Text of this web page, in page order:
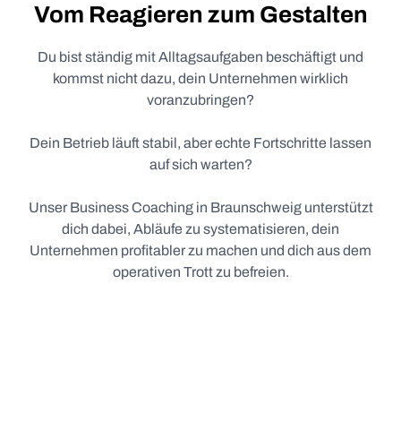
Vom Reagieren zum Gestalten
Du bist ständig mit Alltagsaufgaben beschäftigt und
kommst nicht dazu, dein Unternehmen wirklich
voranzubringen?
Dein Betrieb läuft stabil, aber echte Fortschritte lassen
auf sich warten?
Unser Business Coaching in Braunschweig unterstützt
dich dabei, Abläufe zu systematisieren, dein
Unternehmen profitabler zu machen und dich aus dem
operativen Trott zu befreien.